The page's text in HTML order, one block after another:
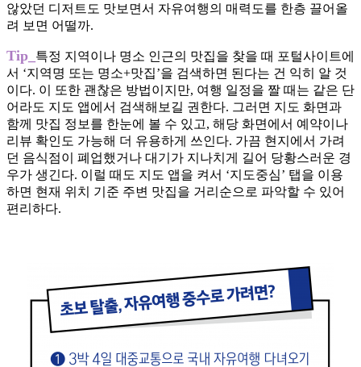
않았던 디저트도 맛보면서 자유여행의 매력도를 한층 끌어올
려 보면 어떨까.
Tip_ 특정 지역이나 명소 인근의 맛집을 찾을 때 포털사이트에
서 ‘지역명 또는 명소+맛집’을 검색하면 된다는 건 익히 알 것
이다. 이 또한 괜찮은 방법이지만, 여행 일정을 짤 때는 같은 단
어라도 지도 앱에서 검색해보길 권한다. 그러면 지도 화면과
함께 맛집 정보를 한눈에 볼 수 있고, 해당 화면에서 예약이나
리뷰 확인도 가능해 더 유용하게 쓰인다. 가끔 현지에서 가려
던 음식점이 폐업했거나 대기가 지나치게 길어 당황스러운 경
우가 생긴다. 이럴 때도 지도 앱을 켜서 ‘지도중심’ 탭을 이용
하면 현재 위치 기준 주변 맛집을 거리순으로 파악할 수 있어
편리하다.